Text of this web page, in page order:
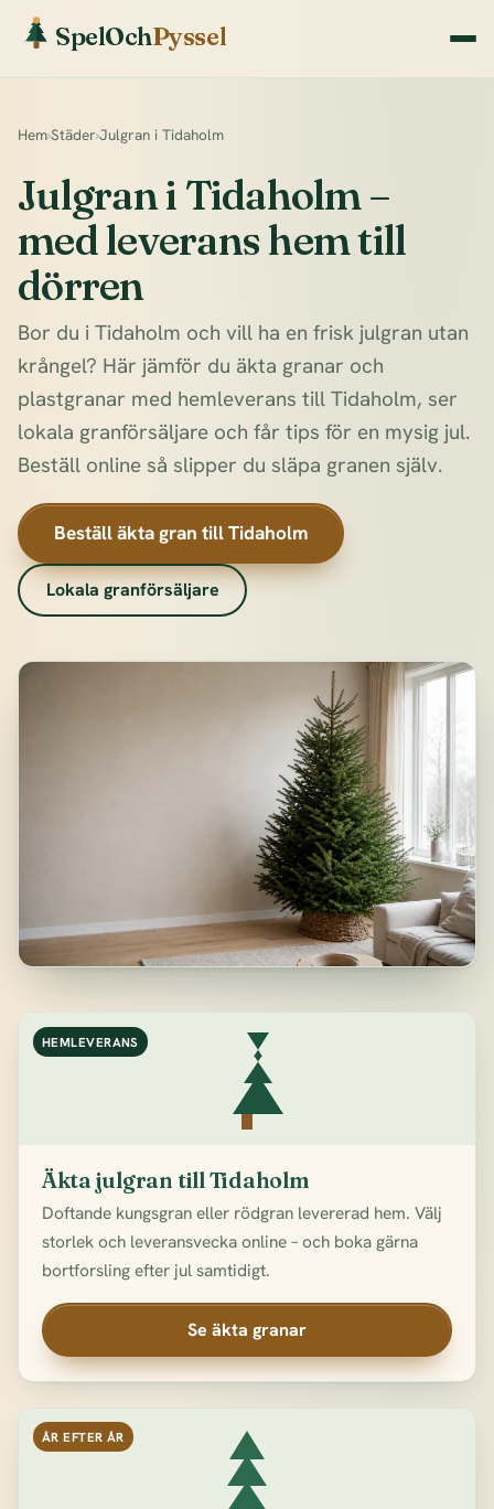
SpelOchPyssel
Hem›Städer›Julgran i Tidaholm
Julgran i Tidaholm –
med leverans hem till
dörren
Bor du i Tidaholm och vill ha en frisk julgran utan
krångel? Här jämför du äkta granar och
plastgranar med hemleverans till Tidaholm, ser
lokala granförsäljare och får tips för en mysig jul.
Beställ online så slipper du släpa granen själv.
Beställ äkta gran till Tidaholm
Lokala granförsäljare
HEMLEVERANS
Äkta julgran till Tidaholm
Doftande kungsgran eller rödgran levererad hem. Välj
storlek och leveransvecka online – och boka gärna
bortforsling efter jul samtidigt.
Se äkta granar
ÅR EFTER ÅR